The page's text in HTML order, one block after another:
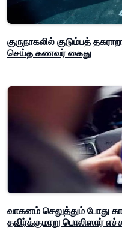
குருநாகலில் குடும்பத்
செய்த கணவர் கைது
வாகனம் செலுத்தும் போது
தவிர்க்குமாறு பொலிஸார்